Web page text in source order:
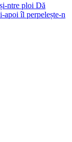
ntre ploi Dă
apoi îl perpelește-n